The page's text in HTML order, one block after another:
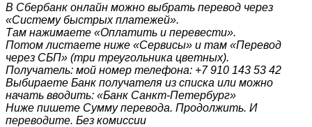
В Сбербанк онлайн можно выбрать перевод через
«Систему быстрых платежей».
Там нажимаете «Оплатить и перевести».
Потом листаете ниже «Сервисы» и там «Перевод
через СБП» (три треугольника цветных).
Получатель: мой номер телефона: +7 910 143 53 42
Выбираете Банк получателя из списка или можно
начать вводить: «Банк Санкт-Петербург»
Ниже пишете Сумму перевода. Продолжить. И
переводите. Без комиссии